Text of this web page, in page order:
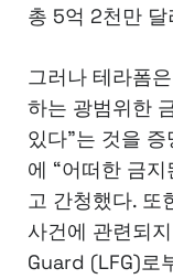
총 5억 2천만
그러나 테라폼
하는 광범위한
있다”는 것을
에 “어떠한 금
고 간청했다. 또
사건에 관련되
Guard (LFG)로